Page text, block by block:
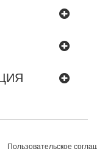
Пользовательское